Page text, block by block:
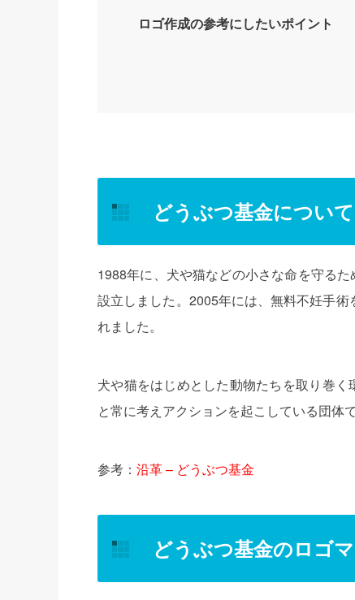
ロゴ作成の参考にしたいポイント
どうぶつ基金について
1988年に、犬や猫などの小さな命を守る
設立しました。2005年には、無料不妊手
れました。
犬や猫をはじめとした動物たちを取り巻
と常に考えアクションを起こしている団体で
参考： 沿革 – どうぶつ基金
どうぶつ基金のロゴ